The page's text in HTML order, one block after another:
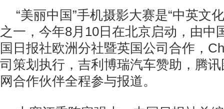
“美丽中国”手机摄影大赛是“中英文
之一，今年8月10日在北京启动，由中
国日报社欧洲分社暨英国公司合作，
司策划执行，吉利博瑞汽车赞助，腾
网合作伙伴全程参与报道。